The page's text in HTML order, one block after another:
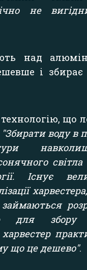
не
над
і
що
"Збирати воду в
світла
Існує
для збору
що це дешево".